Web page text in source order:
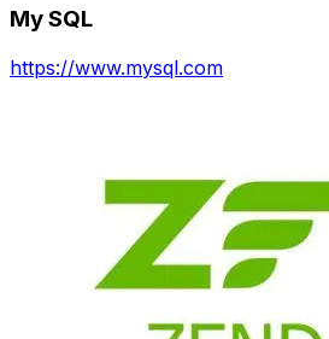
My SQL
https://www.mysql.com